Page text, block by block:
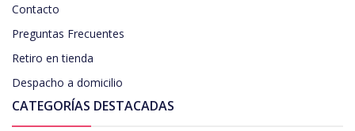
Contacto
Preguntas Frecuentes
Retiro en tienda
Despacho a domicilio
CATEGORÍAS DESTACADAS